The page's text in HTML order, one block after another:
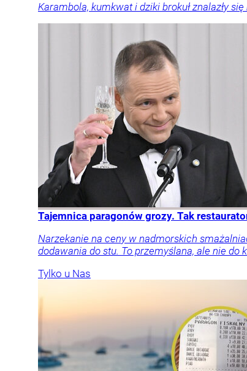
Karambola, kumkwat i dziki brokuł znalazły
Tajemnica paragonów grozy. Tak
Narzekanie na ceny w nadmorskich
dodawania do stu. To przemyślana, ale nie
Tylko u Nas